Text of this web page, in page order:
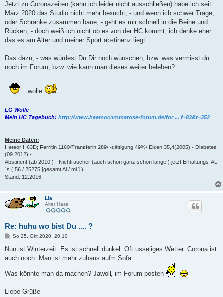
Jetzt zu Coronazeiten (kann ich leider nicht ausschließen) habe ich seit
März 2020 das Studio nicht mehr besucht, - und wenn ich schwer Trage,
oder Schränke zusammen baue, - geht es mir schnell in die Beine und
Rücken, - doch weiß ich nicht ob es von der HC kommt, ich denke eher
das es am Alter und meiner Sport abstinenz liegt ...
Das dazu, - was würdest Du Dir noch wünschen, bzw. was vermisst du
noch im Forum, bzw. wie kann man dieses weiter beleben?
wolle
LG Wolle
Mein HC Tagebuch: http://www.haemochromatose-forum.de/for ... f=83&t=352
Meine Daten:
Heteor H63D; Ferritin 1160/Transferin 289/ -sättigung 49%/ Eisen 35,4(2005) - Diabetes
(09.2012) -
Abstinent (ab 2010 ) - Nichtraucher (auch schon ganz schön lange ) jetzt Erhaltungs-AL
´s ( 56 / 25275 [gesamt Al / ml.] )
Stand: 12.2016
Lia
Alter Hase
Re: huhu wo bist Du .... ?
B
r
g
So 25. Okt 2020, 20:10
Nun ist Winterzeit. Es ist schnell dunkel. Oft usseliges Wetter. Corona ist
auch noch. Man ist mehr zuhaus aufm Sofa.
Was könnte man da machen? Jawoll, im Forum posten
Liebe Grüße